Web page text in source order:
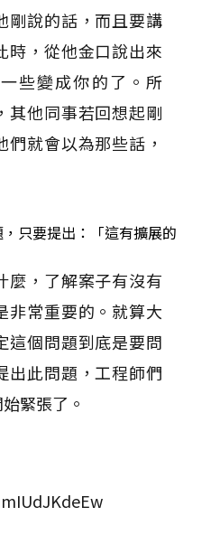
剛說的話，而且要講
時，從他金口說出來
些變成你的了。所
其他同事若回想起剛
就會以為那些話，
只要提出：「這有擴展的
麼，了解案子有沒有
非常重要的。就算大
這個問題到底是要問
出此問題，工程師們
緊張了。